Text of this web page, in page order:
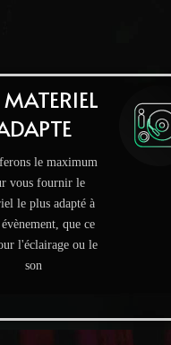
le maximum
vous fournir le
le plus adapté à
que ce
l'éclairage ou le
son